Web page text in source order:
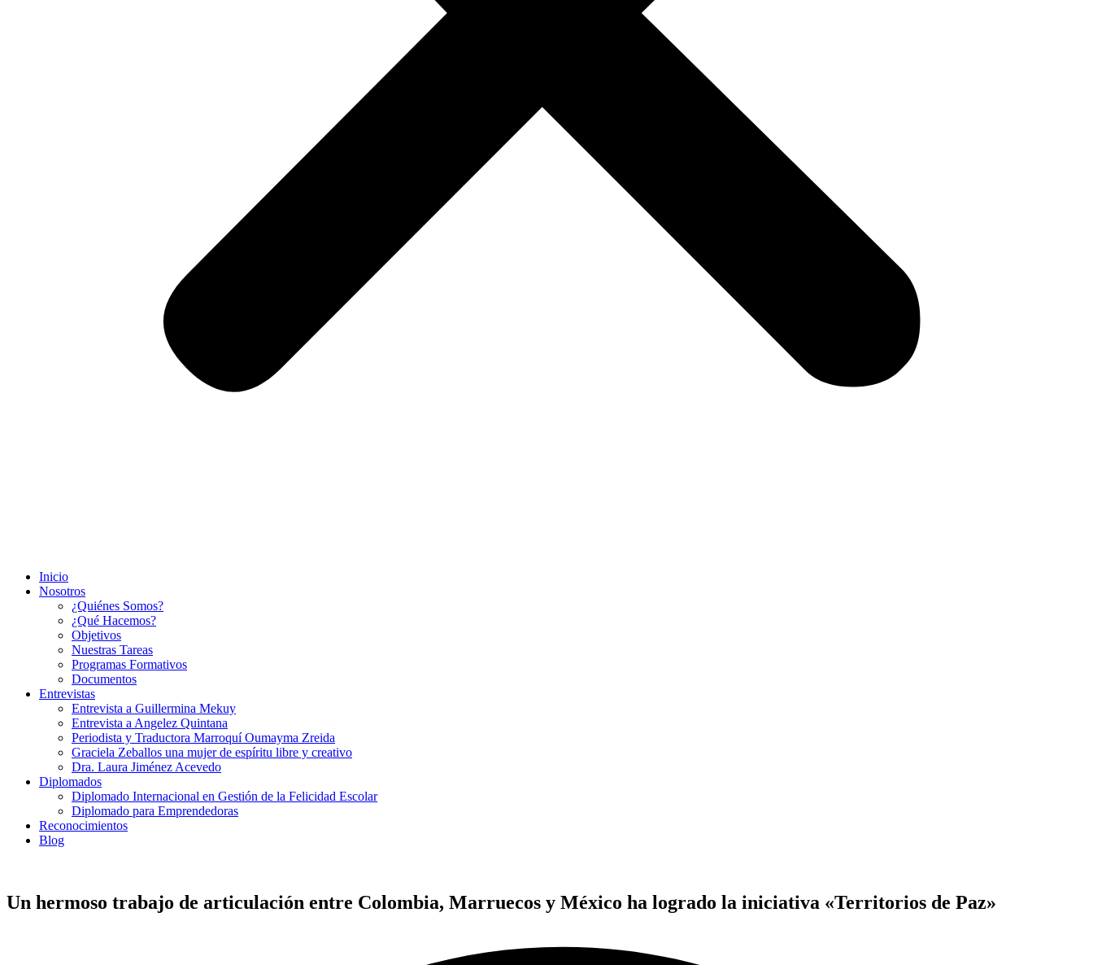
Inicio
Nosotros
¿Quiénes Somos?
¿Qué Hacemos?
Objetivos
Nuestras Tareas
Programas Formativos
Documentos
Entrevistas
Entrevista a Guillermina Mekuy
Entrevista a Angelez Quintana
Periodista y Traductora Marroquí Oumayma Zreida
Graciela Zeballos una mujer de espíritu libre y creativo
Dra. Laura Jiménez Acevedo
Diplomados
Diplomado Internacional en Gestión de la Felicidad Escolar
Diplomado para Emprendedoras
Reconocimientos
Blog
Un hermoso trabajo de articulación entre Colombia, Marruecos y México ha logrado la iniciativa «Territorios de Paz»